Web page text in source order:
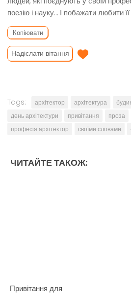
поезію і науку… І побажати любити
Копіювати
Надіслати вітання
Tags: архітектор архітектура
день архітектури
привітання проза
професія архітектор
своїми словами
ЧИТАЙТЕ ТАКОЖ:
Привітання для